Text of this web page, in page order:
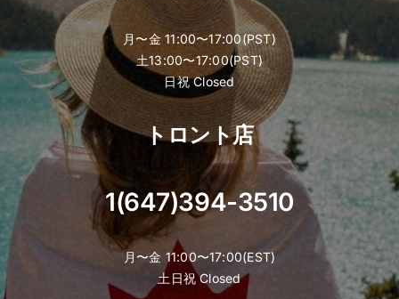
月〜金 11:00〜17:00(PST)
土13:00〜17:00(PST)
日祝 Closed
トロント店
1(647)394-3510
月〜金 11:00〜17:00(EST)
土日祝 Closed